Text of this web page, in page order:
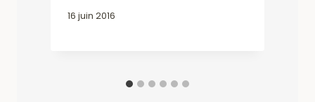
16 juin 2016